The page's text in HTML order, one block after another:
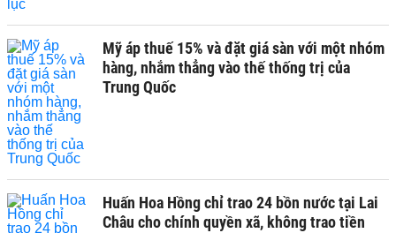
Mỹ áp thuế 15% và đặt giá sàn với một nhóm
hàng, nhắm thẳng vào thế thống trị của
Trung Quốc
Huấn Hoa Hồng chỉ trao 24 bồn nước tại Lai
Châu cho chính quyền xã, không trao tiền